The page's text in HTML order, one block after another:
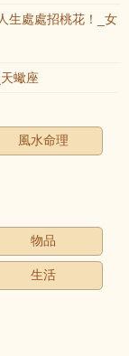
生處處招桃花！_女
蠍座
風水命理
物品
生活